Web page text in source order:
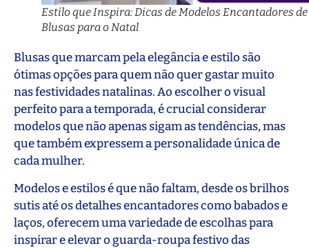
Estilo que Inspira: Dicas de Modelos Encantadores de
Blusas para o Natal
Blusas que marcam pela elegância e estilo são
ótimas opções para quem não quer gastar muito
nas festividades natalinas. Ao escolher o visual
perfeito para a temporada, é crucial considerar
modelos que não apenas sigam as tendências, mas
que também expressem a personalidade única de
cada mulher.
Modelos e estilos é que não faltam, desde os brilhos
sutis até os detalhes encantadores como babados e
laços, oferecem uma variedade de escolhas para
inspirar e elevar o guarda-roupa festivo das